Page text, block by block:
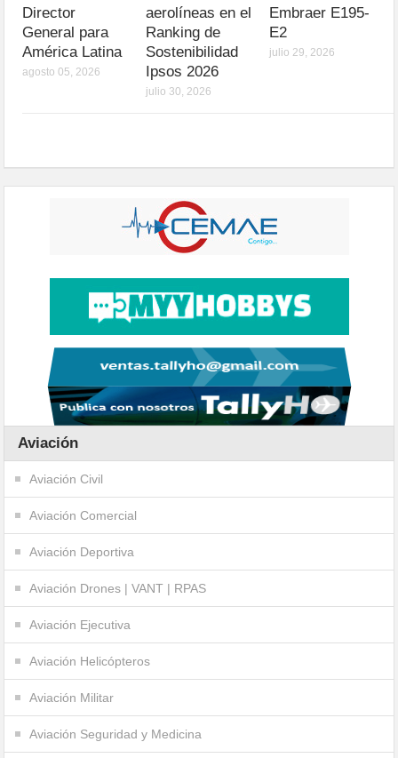
Director
General para
América Latina
agosto 05, 2026
aerolíneas en el
Ranking de
Sostenibilidad
Ipsos 2026
julio 30, 2026
Embraer E195-
E2
julio 29, 2026
Aviación
Aviación Civil
Aviación Comercial
Aviación Deportiva
Aviación Drones | VANT | RPAS
Aviación Ejecutiva
Aviación Helicópteros
Aviación Militar
Aviación Seguridad y Medicina